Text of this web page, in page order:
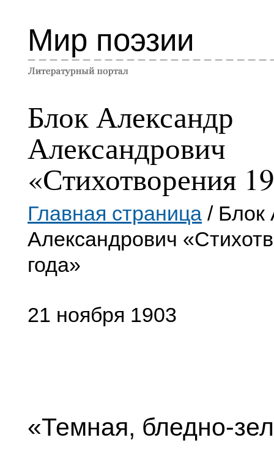
Мир поэзии
Блок Александр
Александрович
«Стихотворения
Главная страница / Блок
Александрович
года»
21 ноября 1903
«Темная, бледно-